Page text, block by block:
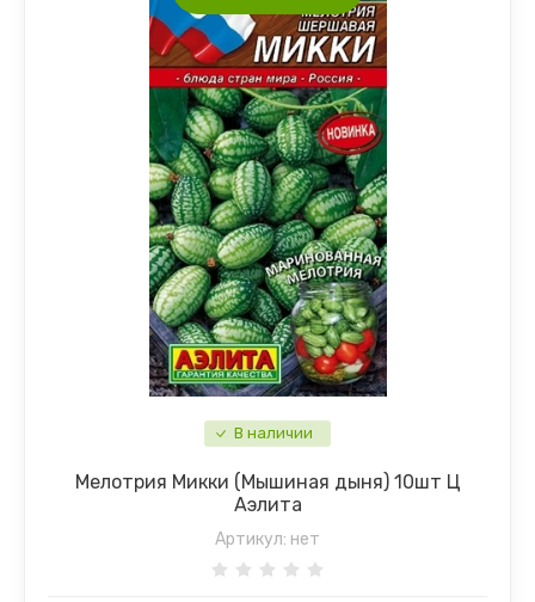
В наличии
Мелотрия Микки (Мышиная дыня) 10шт Ц
Аэлита
Артикул: нет